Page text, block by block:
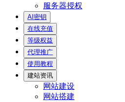
服务器授权
AI密钥
在线充值
等级权益
代理推广
使用教程
建站资讯
网站建设
网站搭建